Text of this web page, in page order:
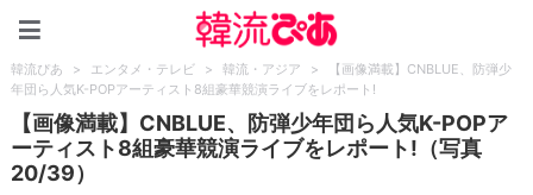
韓流ぴあ > エンタメ・テレビ > 韓流・アジア >
【画像満載】CNBLUE、防弾少
年団ら人気K-POPアーティスト8組豪華競演ライブをレポート!
【画像満載】CNBLUE、防弾少年団ら人気K-POPア
ーティスト8組豪華競演ライブをレポート!（写真
20/39）